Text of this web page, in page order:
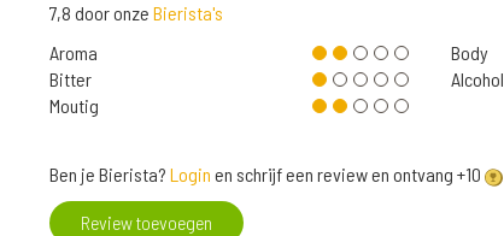
7,8 door onze Bierista's
Aroma
Bitter
Moutig
Body
Alcohol
Ben je Bierista? Login en schrijf een review en ontvang +10
Review toevoegen